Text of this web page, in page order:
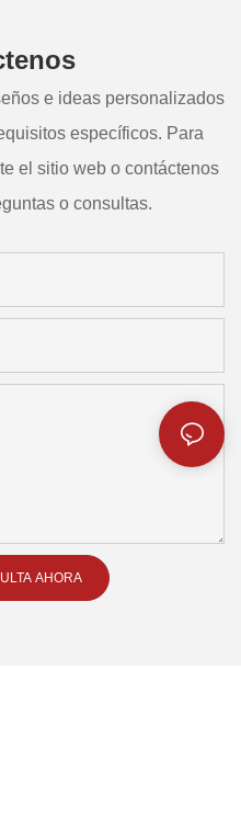
e ideas personalizados
específicos. Para
el sitio web o contáctenos
o consultas.
AHORA